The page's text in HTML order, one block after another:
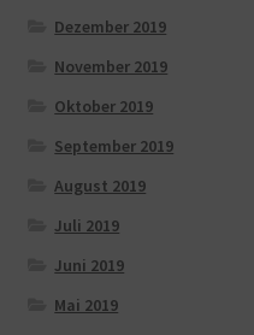
Dezember 2019
November 2019
Oktober 2019
September 2019
August 2019
Juli 2019
Juni 2019
Mai 2019